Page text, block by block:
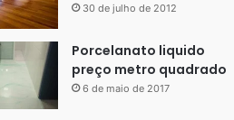
30 de julho de 2012
Porcelanato liquido
preço metro quadrado
6 de maio de 2017